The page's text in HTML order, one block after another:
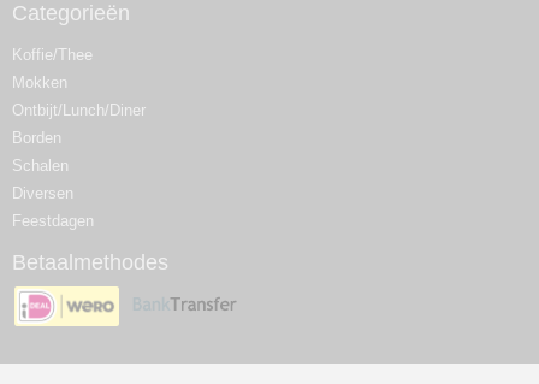
Categorieën
Koffie/Thee
Mokken
Ontbijt/Lunch/Diner
Borden
Schalen
Diversen
Feestdagen
Betaalmethodes